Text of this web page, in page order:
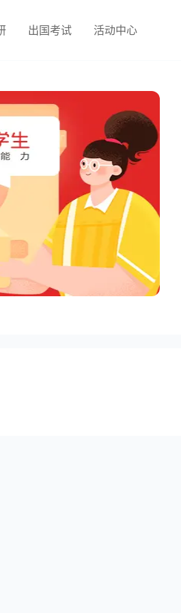
出国考试 活动中心